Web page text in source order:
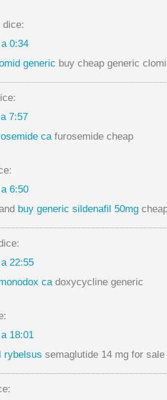
dice:
0:34
generic buy cheap generic
7:57
cafurosemide cheap
6:50
buy generic sildenafil 50mg
22:55
cadoxycycline generic
18:01
rybelsus semaglutide 14 mg for sale